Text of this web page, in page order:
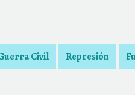
Civil Represión